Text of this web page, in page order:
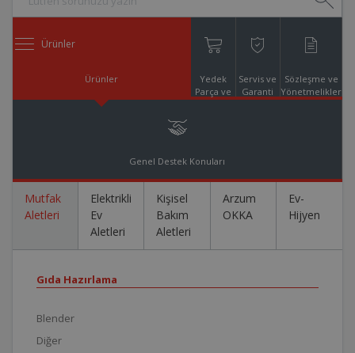
Ürünler
Ürünler
Yedek
Parça ve
Servis ve
Garanti
Sözleşme ve
Yönetmelikler
Genel Destek Konuları
Mutfak
Aletleri
Elektrikli
Ev
Aletleri
Kişisel
Bakım
Aletleri
Arzum
OKKA
Ev-
Hijyen
Gıda Hazırlama
Blender
Diğer